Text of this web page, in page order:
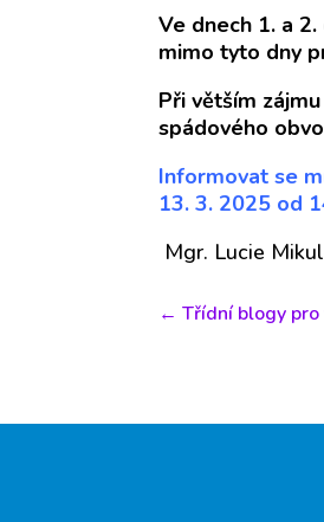
Ve dnech 1. a
mimo tyto dny
Při větším
spádového
Informovat se
13. 3. 2025 od
Mgr. Lucie
←Třídní blogy